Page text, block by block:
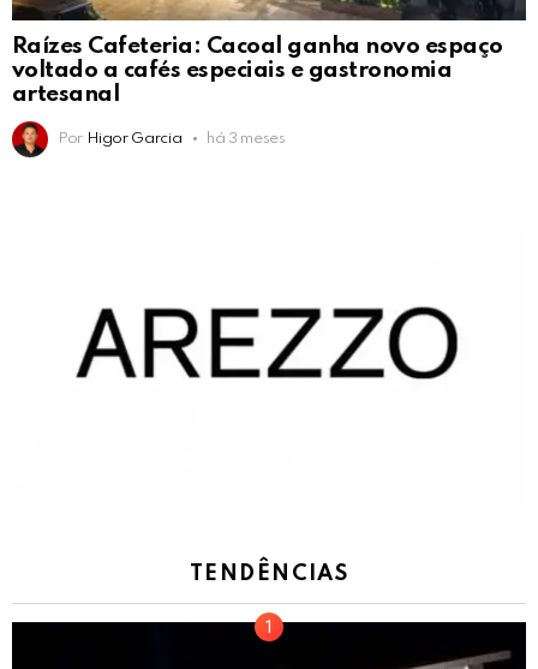
Raízes Cafeteria: Cacoal ganha novo espaço
voltado a cafés especiais e gastronomia
artesanal
Por Higor Garcia há 3 meses
TENDÊNCIAS